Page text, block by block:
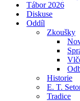
Tábor 2026
Diskuse
Oddíl
Zkoušky
Historie
E. T.
Tradice